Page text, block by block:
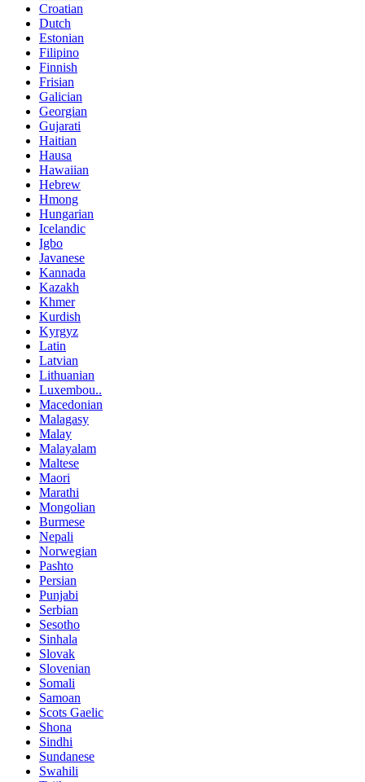
Croatian
Dutch
Estonian
Filipino
Finnish
Frisian
Galician
Georgian
Gujarati
Haitian
Hausa
Hawaiian
Hebrew
Hmong
Hungarian
Icelandic
Igbo
Javanese
Kannada
Kazakh
Khmer
Kurdish
Kyrgyz
Latin
Latvian
Lithuanian
Luxembou..
Macedonian
Malagasy
Malay
Malayalam
Maltese
Maori
Marathi
Mongolian
Burmese
Nepali
Norwegian
Pashto
Persian
Punjabi
Serbian
Sesotho
Sinhala
Slovak
Slovenian
Somali
Samoan
Scots Gaelic
Shona
Sindhi
Sundanese
Swahili